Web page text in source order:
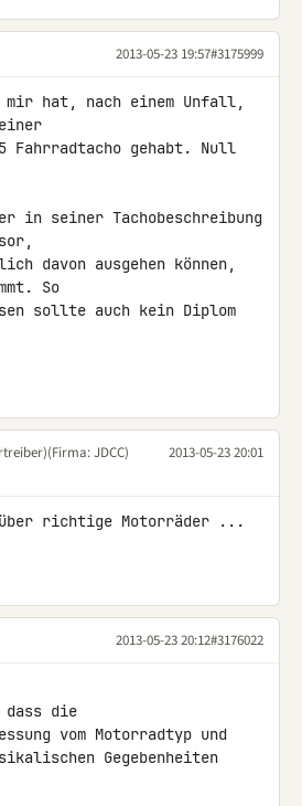
2013-05-23 19:57#3175999
mir hat, nach einem Unfall,
Fahrradtacho gehabt. Null
in seiner Tachobeschreibung
davon ausgehen können,
So
sollte auch kein Diplom
(Firma: JDCC)
2013-05-23 20:01
über richtige Motorräder ...
2013-05-23 20:12#3176022
die
vom Motorradtyp und
Gegebenheiten